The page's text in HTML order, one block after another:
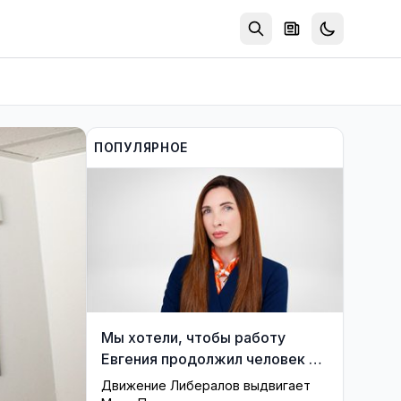
ПОПУЛЯРНОЕ
Мы хотели, чтобы работу
Евгения продолжил человек из
его близкого окружения —
Движение Либералов выдвигает